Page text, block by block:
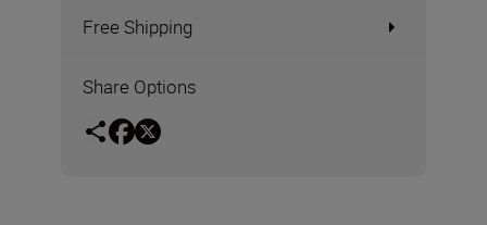
Free Shipping
Share Options